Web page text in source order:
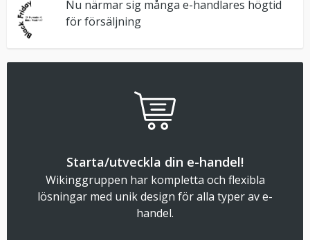
Nu närmar sig många e-handlares högtid
för försäljning
Starta/utveckla din e-handel!
Wikinggruppen har kompletta och flexibla
lösningar med unik design för alla typer av e-
handel.